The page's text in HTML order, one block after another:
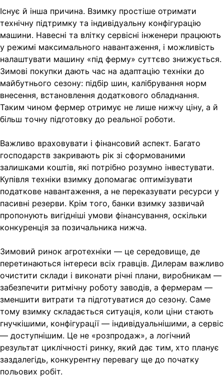
Існує й інша причина. Взимку простіше отримати
технічну підтримку та індивідуальну конфігурацію
машини. Навесні та влітку сервісні інженери працюють
у режимі максимального навантаження, і можливість
налаштувати машину «під ферму» суттєво знижується.
Зимові покупки дають час на адаптацію техніки до
майбутнього сезону: підбір шин, калібрування норм
внесення, встановлення додаткового обладнання.
Таким чином фермер отримує не лише нижчу ціну, а й
більш точну підготовку до реальної роботи.
Важливо враховувати і фінансовий аспект. Багато
господарств закривають рік зі сформованими
залишками коштів, які потрібно розумно інвестувати.
Купівля техніки взимку допомагає оптимізувати
податкове навантаження, а не переказувати ресурси у
пасивні резерви. Крім того, банки взимку зазвичай
пропонують вигідніші умови фінансування, оскільки
конкуренція за позичальника нижча.
Зимовий ринок агротехніки — це середовище, де
перетинаються інтереси всіх гравців. Дилерам важливо
очистити склади і виконати річні плани, виробникам —
забезпечити ритмічну роботу заводів, а фермерам —
зменшити витрати та підготуватися до сезону. Саме
тому взимку складається ситуація, коли ціни стають
гнучкішими, конфігурації — індивідуальнішими, а сервіс
— доступнішим. Це не «розпродаж», а логічний
результат циклічності ринку, який дає тим, хто планує
заздалегідь, конкурентну перевагу ще до початку
польових робіт.